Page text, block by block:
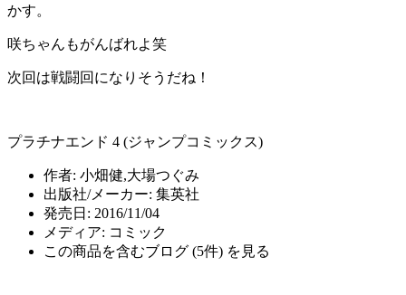
かす。
咲ちゃんもがんばれよ笑
次回は戦闘回になりそうだね！
プラチナエンド 4 (ジャンプコミックス)
作者: 小畑健,大場つぐみ
出版社/メーカー: 集英社
発売日: 2016/11/04
メディア: コミック
この商品を含むブログ (5件) を見る